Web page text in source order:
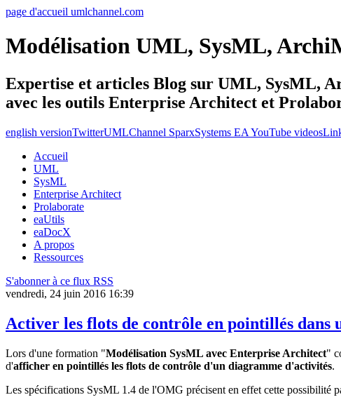
page d'accueil umlchannel.com
Modélisation UML, SysML,
Expertise et articles Blog sur UML, SysML,
avec les outils Enterprise Architect et
english versionTwitterUMLChannel SparxSystems EA YouTube videos
Accueil
UML
SysML
Enterprise Architect
Prolaborate
eaUtils
eaDocX
A propos
Ressources
S'abonner à ce flux RSS
vendredi, 24 juin 2016 16:39
Activer les flots de contrôle en pointillés
Lors d'une formation "Modélisation SysML avec Enterprise Architect"
d'afficher en pointillés les flots de contrôle d'un diagramme d'activités.
Les spécifications SysML 1.4 de l'OMG précisent en effet cette possibilité